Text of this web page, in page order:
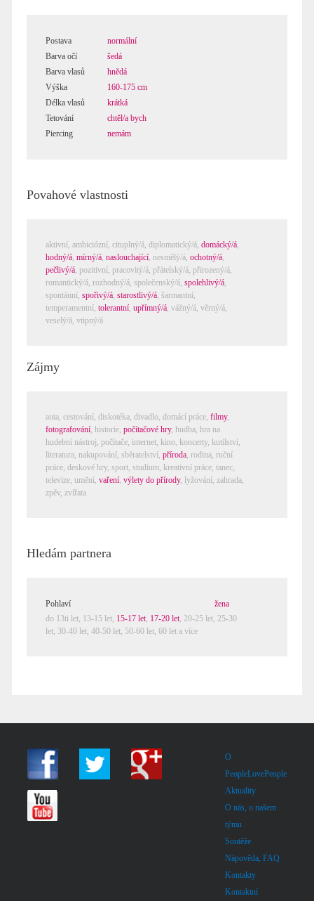
Postava
normální
Barva očí
šedá
Barva vlasů
hnědá
Výška
160-175 cm
Délka vlasů
krátká
Tetování
chtěl/a bych
Piercing
nemám
Povahové vlastnosti
aktivní, ambiciózní, cituplný/á, diplomatický/á, domácký/á,
hodný/á, mírný/á, naslouchající, nesmělý/á, ochotný/á,
pečlivý/á, pozitivní, pracovitý/á, přátelský/á, přirozený/á,
romantický/á, rozhodný/á, společenský/á, spolehlivý/á,
spontánní, spořivý/á, starostlivý/á, šarmantní,
temperamentní, tolerantní, upřímný/á, vážný/á, věrný/á,
veselý/á, vtipný/á
Zájmy
auta, cestování, diskotéka, divadlo, domácí práce, filmy,
fotografování, historie, počítačové hry, hudba, hra na
hudební nástroj, počítače, internet, kino, koncerty, kutilství,
literatura, nakupování, sběratelství, příroda, rodina, ruční
práce, deskové hry, sport, studium, kreativní práce, tanec,
televize, umění, vaření, výlety do přírody, lyžování, zahrada,
zpěv, zvířata
Hledám partnera
Pohlaví
žena
do 13ti let, 13-15 let, 15-17 let, 17-20 let, 20-25 let, 25-30
let, 30-40 let, 40-50 let, 50-60 let, 60 let a více
O
PeopleLovePeople
Aktuality
O nás, o našem
týmu
Soutěže
Nápověda, FAQ
Kontakty
Kontaktní